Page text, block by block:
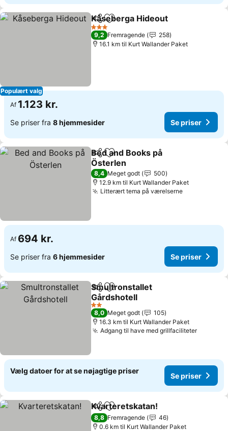
Populært valg
Del Føj til favoritter
Kåseberga Hideout
3 Stjerner
9,2 Fremragende
258
16.1 km til Kurt Wallander Paket
Af 1.123 kr.
Se priser fra 8 hjemmesider Se priser
Del Føj til favoritter
Bed and Books på
Österlen
Se priser
8,4 Meget godt
500
12.9 km til Kurt Wallander Paket
Litterært tema på værelserneSe priser
Af 694 kr.
Se priser fra 6 hjemmesider Se priser
Del Føj til favoritter
Smultronstallet
Gårdshotell
Se priser
2 Stjerner
8,0 Meget godt
105
16.3 km til Kurt Wallander Paket
Adgang til have med grillfaciliteterSe
Vælg datoer for at se nøjagtige priser
Se priser
Del Føj til favoritter
Kvarteretskatan!
8,8 Fremragende
46
0.6 km til Kurt Wallander Paket